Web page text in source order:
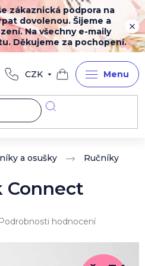
zákaznická podpora na
dovolenou. Šijeme a
Na všechny e-maily
Děkujeme za pochopení.
CZK
Nákupní
košík
a osušky Ručníky
Connect
Podrobnosti hodnocení